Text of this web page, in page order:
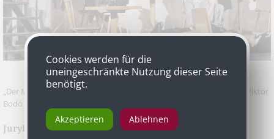
„Der Meister und Margarita“ nach Michail Bulgakow, inszeniert von Viktor
Bodó
Jurybegründung
Cookies werden für die
uneingeschränkte Nutzung dieser Seite
benötigt.
Akzeptieren Ablehnen